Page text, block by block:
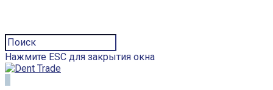
Нажмите ESC для закрытия окна